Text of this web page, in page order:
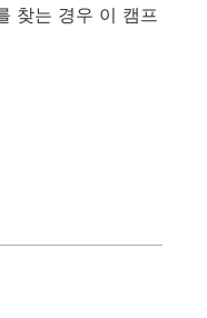
찾는 경우 이 캠프